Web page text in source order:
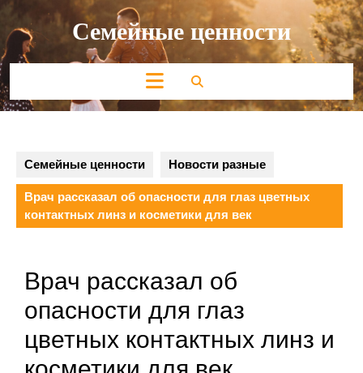
Перейти
содержимому Семейные ценности
Кнопка
Открыть
Семейные ценности Новости разные
Врач рассказал об опасности для глаз цветных
контактных линз и косметики для век
Врач рассказал об
опасности для глаз
цветных контактных линз и